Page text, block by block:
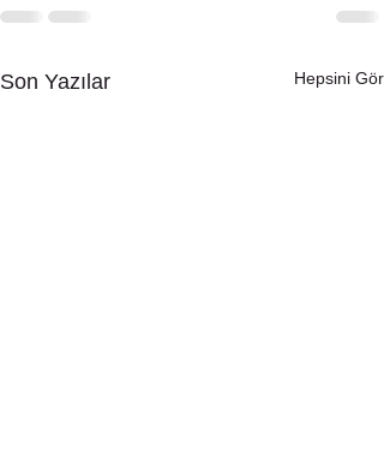
Son Yazılar Hepsini Gör